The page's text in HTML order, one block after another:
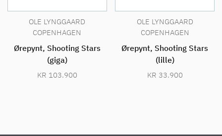
OLE LYNGGAARD
COPENHAGEN
Ørepynt, Shooting Stars
(giga)
KR 103.900
OLE LYNGGAARD
COPENHAGEN
Ørepynt, Shooting Stars
(lille)
KR 33.900